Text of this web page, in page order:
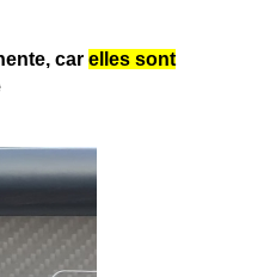
car elles sont